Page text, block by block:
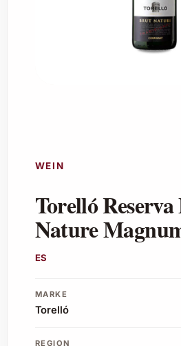
WEIN
Torelló
Nature
ES
MARKE
Torelló
REGION